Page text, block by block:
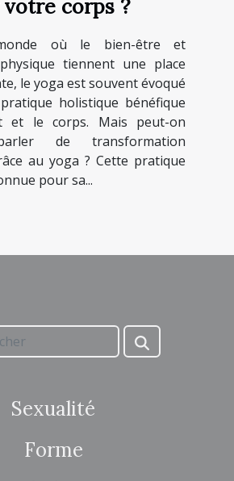
corps ?
où le bien-être et
tiennent une place
le yoga est souvent évoqué
holistique bénéfique
et le corps. Mais peut-on
de transformation
au yoga ? Cette pratique
pour sa...
Sexualité
Forme